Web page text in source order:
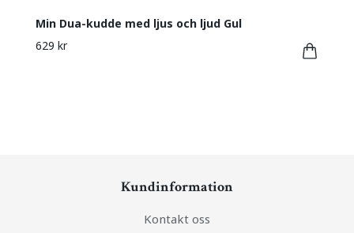
Min Dua-kudde med ljus och ljud Gul
629 kr
Kundinformation
Kontakt oss